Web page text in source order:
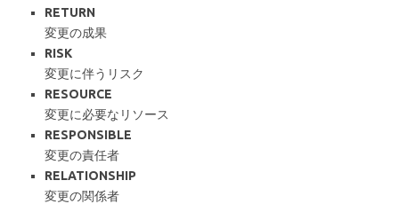
RETURN
変更の成果
RISK
変更に伴うリスク
RESOURCE
変更に必要なリソース
RESPONSIBLE
変更の責任者
RELATIONSHIP
変更の関係者